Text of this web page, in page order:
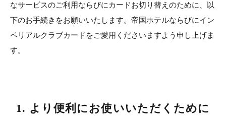
なサービスのご利用ならびにカードお切り替えのために、以
下のお手続きをお願いいたします。帝国ホテルならびにイン
ペリアルクラブカードをご愛用くださいますよう申し上げま
す。
1. より便利にお使いいただくために